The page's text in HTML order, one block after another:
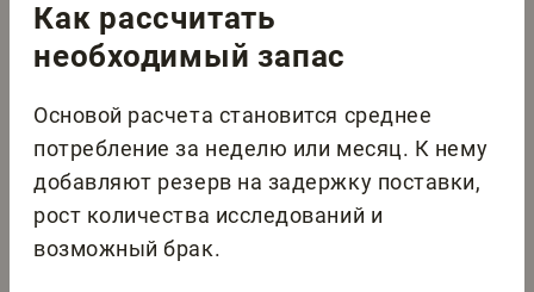
Как рассчитать
необходимый запас
Основой расчета становится среднее
потребление за неделю или месяц. К нему
добавляют резерв на задержку поставки,
рост количества исследований и
возможный брак.